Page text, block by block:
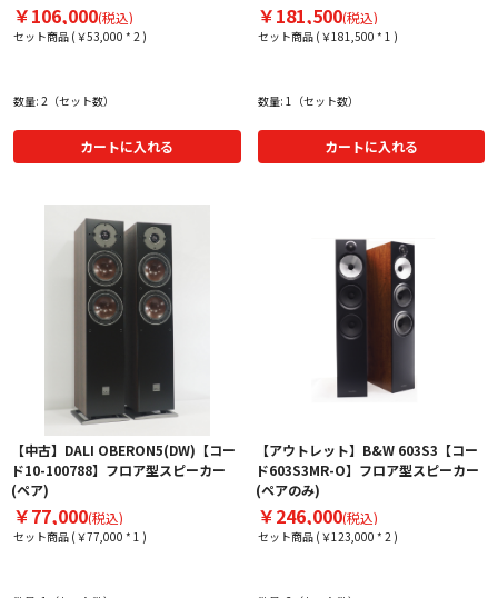
￥106,000(税込)
セット商品 (￥53,000 * 2 )
数量: 2（セット数）
カートに入れる
￥181,500(税込)
セット商品 (￥181,500 * 1 )
数量: 1（セット数）
カートに入れる
【中古】DALI OBERON5(DW)【コー
ド10-100788】フロア型スピーカー
(ペア)
￥77,000(税込)
セット商品 (￥77,000 * 1 )
【アウトレット】B&W 603S3【コー
ド603S3MR-O】フロア型スピーカー
(ペアのみ)
￥246,000(税込)
セット商品 (￥123,000 * 2 )